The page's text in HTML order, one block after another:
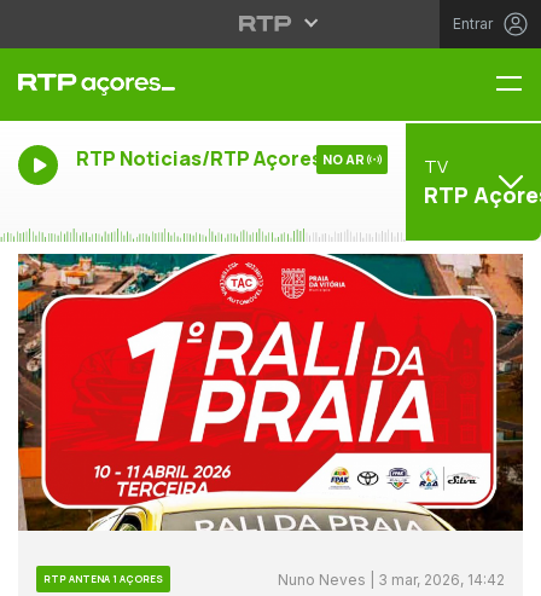
Entrar
RTP Noticias/RTP Açores NO AR TV
RTP
RTP ANTENA 1 AÇORES Nuno Neves | 3 mar, 2026, 14:42